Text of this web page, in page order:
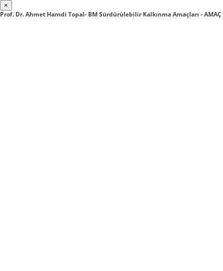
×
Prof. Dr. Ahmet Hamdi Topal- BM Sürdürülebilir Kalkınma Amaçları - AMAÇ